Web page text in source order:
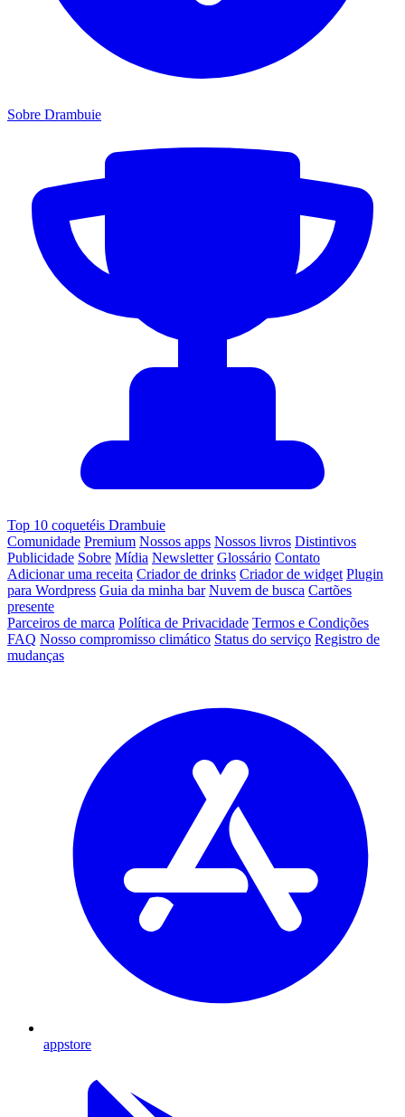
Sobre Drambuie
Top 10 coquetéis Drambuie
Comunidade Premium Nossos apps Nossos livros Distintivos
Publicidade Sobre Mídia Newsletter Glossário Contato
Adicionar uma receita Criador de drinks Criador de widget Plugin
para Wordpress Guia da minha bar Nuvem de busca Cartões
presente
Parceiros de marca Política de Privacidade Termos e Condições
FAQ Nosso compromisso climático Status do serviço Registro de
mudanças
appstore